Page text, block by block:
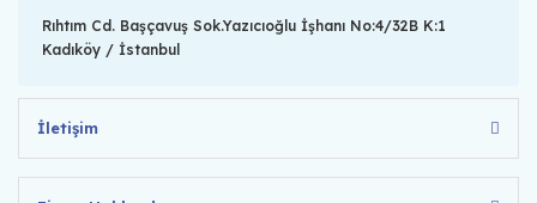
Rıhtım Cd. Başçavuş Sok.Yazıcıoğlu İşhanı No:4/32B K:1
Kadıköy / İstanbul
İletişim